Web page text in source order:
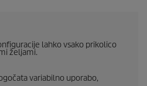
lahko vsako prikolico
željami.
variabilno uporabo,